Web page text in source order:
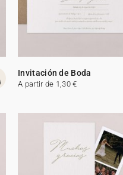
Invitación de Boda
A partir de 1,30 €